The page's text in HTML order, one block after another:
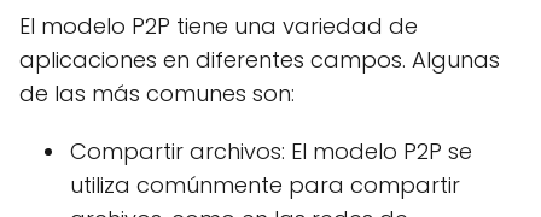
El modelo P2P tiene una variedad de
aplicaciones en diferentes campos. Algunas
de las más comunes son:
Compartir archivos: El modelo P2P se
utiliza comúnmente para compartir